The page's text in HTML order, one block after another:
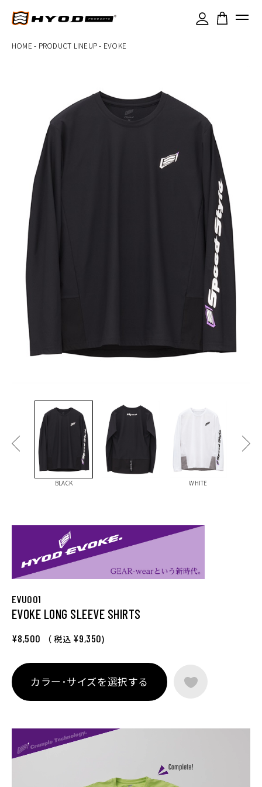
HOME - PRODUCT LINEUP- EVOKE
BLACK WHITE
EVU001
EVOKE LONG SLEEVE SHIRTS
¥8,500 （ 税込 ¥9,350)
カラー･サイズを選択する
×